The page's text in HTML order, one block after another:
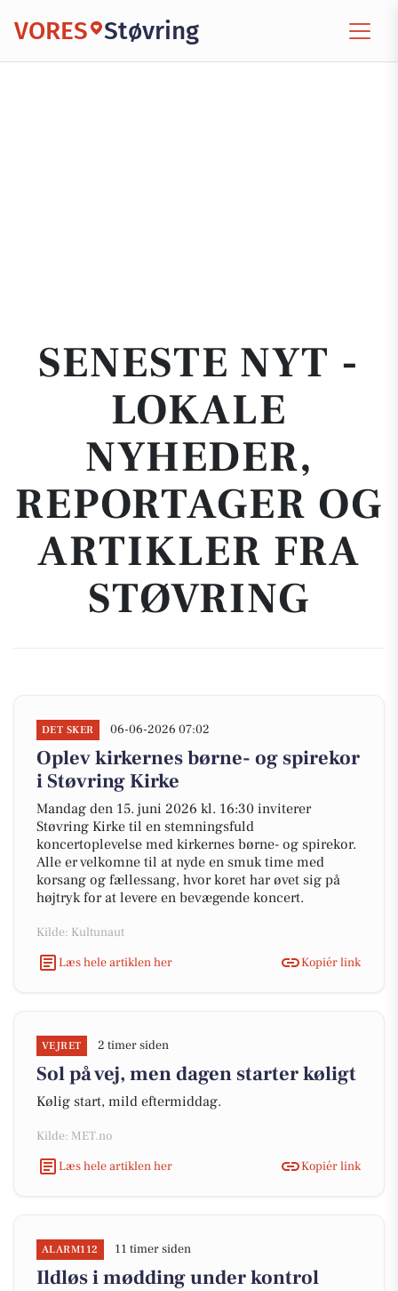
VORES Støvring
SENESTE NYT -
LOKALE
NYHEDER,
REPORTAGER OG
ARTIKLER FRA
STØVRING
DET SKER 06-06-2026 07:02
Oplev kirkernes børne- og spirekor
i Støvring Kirke
Mandag den 15. juni 2026 kl. 16:30 inviterer
Støvring Kirke til en stemningsfuld
koncertoplevelse med kirkernes børne- og spirekor.
Alle er velkomne til at nyde en smuk time med
korsang og fællessang, hvor koret har øvet sig på
højtryk for at levere en bevægende koncert.
Kilde: Kultunaut
Læs hele artiklen her
Kopiér link
VEJRET 2 timer siden
Sol på vej, men dagen starter køligt
Kølig start, mild eftermiddag.
Kilde: MET.no
Læs hele artiklen her
Kopiér link
ALARM112 11 timer siden
Ildløs i mødding under kontrol